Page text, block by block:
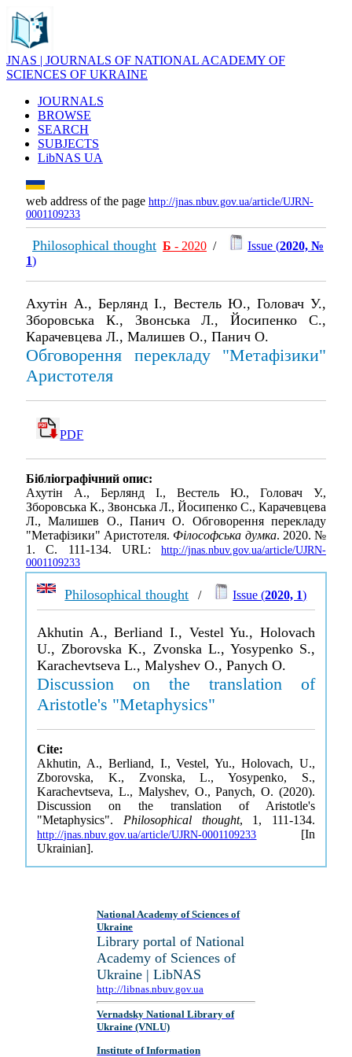
JNAS | JOURNALS OF NATIONAL ACADEMY OF
SCIENCES OF UKRAINE
JOURNALS
BROWSE
SEARCH
SUBJECTS
LibNAS UA
web address of the page http://jnas.nbuv.gov.ua/article/UJRN-
0001109233
Philosophical thought Б - 2020 / Issue (2020, №
1)
Ахутін А., Берлянд І., Вестель Ю., Головач У.,
Зборовська К., Звонська Л., Йосипенко С.,
Карачевцева Л., Малишев О., Панич О.
Обговорення перекладу "Метафізики"
Аристотеля
PDF
Бібліографічний опис:
Ахутін А., Берлянд І., Вестель Ю., Головач У.,
Зборовська К., Звонська Л., Йосипенко С., Карачевцева
Л., Малишев О., Панич О. Обговорення перекладу
"Метафізики" Аристотеля. Філософська думка. 2020. №
1. С. 111-134. URL: http://jnas.nbuv.gov.ua/article/UJRN-
0001109233
Philosophical thought / Issue (2020, 1)
Akhutin A., Berliand I., Vestel Yu., Holovach
U., Zborovska K., Zvonska L., Yosypenko S.,
Karachevtseva L., Malyshev O., Panych O.
Discussion on the translation of
Aristotle's "Metaphysics"
Cite:
Akhutin, A., Berliand, I., Vestel, Yu., Holovach, U.,
Zborovska, K., Zvonska, L., Yosypenko, S.,
Karachevtseva, L., Malyshev, O., Panych, O. (2020).
Discussion on the translation of Aristotle's
"Metaphysics". Philosophical thought, 1, 111-134.
http://jnas.nbuv.gov.ua/article/UJRN-0001109233 [In
Ukrainian].
National Academy of Sciences of
Ukraine
Library portal of National
Academy of Sciences of
Ukraine | LibNAS
http://libnas.nbuv.gov.ua
Vernadsky National Library of
Ukraine (VNLU)
Institute of Information